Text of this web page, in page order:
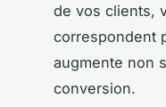
de vos clients,
correspondent
augmente non
conversion.